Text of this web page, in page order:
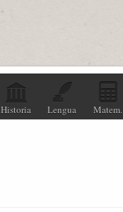
Historia Lengua Matem.